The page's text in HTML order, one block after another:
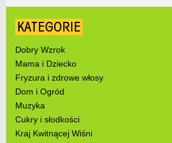
KATEGORIE
Dobry Wzrok
Mama i Dziecko
Fryzura i zdrowe włosy
Dom i Ogród
Muzyka
Cukry i słodkości
Kraj Kwitnącej Wiśni